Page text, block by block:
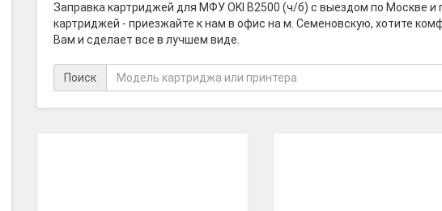
Заправка картриджей для МФУ OKI B2500 (ч/б) с выездом по Москве
картриджей - приезжайте к нам в офис на м. Семеновскую, хотите
Вам и сделает все в лучшем виде.
Поиск